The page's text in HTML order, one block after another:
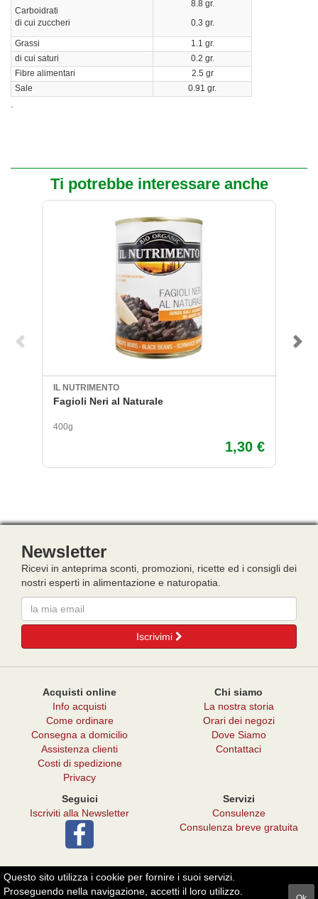
Carboidrati
di cui zuccheri
8.8 gr.
0.3 gr.
Grassi
1.1 gr.
di cui saturi
0.2 gr.
Fibre alimentari
2.5 gr
Sale
0.91 gr.
Ti potrebbe interessare anche
IL NUTRIMENTO
Fagioli Neri al Naturale
400g
1,30 €
Newsletter
Ricevi in anteprima sconti, promozioni, ricette ed i consigli dei
nostri esperti in alimentazione e naturopatia.
Email
Iscrivimi
Acquisti online
Info acquisti
Come ordinare
Consegna a domicilio
Assistenza clienti
Costi di spedizione
Privacy
Chi siamo
La nostra storia
Orari dei negozi
Dove Siamo
Contattaci
Seguici
Iscriviti alla Newsletter
Servizi
Consulenze
Consulenza breve gratuita
© 2026 - Punto Verde Il Melograno
Questo sito utilizza i cookie per fornire i suoi servizi.
Proseguendo nella navigazione, accetti il loro utilizzo.